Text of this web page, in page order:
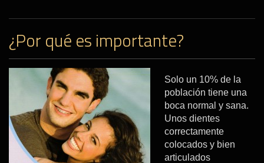
¿Por qué es importante?
Solo un 10% de la
población tiene una
boca normal y sana.
Unos dientes
correctamente
colocados y bien
articulados